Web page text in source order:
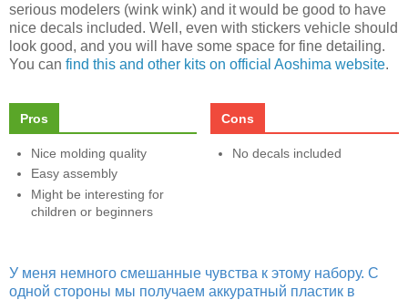
serious modelers (wink wink) and it would be good to have
nice decals included. Well, even with stickers vehicle should
look good, and you will have some space for fine detailing.
You can find this and other kits on official Aoshima website.
Pros
Nice molding quality
Easy assembly
Might be interesting for
children or beginners
Cons
No decals included
У меня немного смешанные чувства к этому набору. С
одной стороны мы получаем аккуратный пластик в